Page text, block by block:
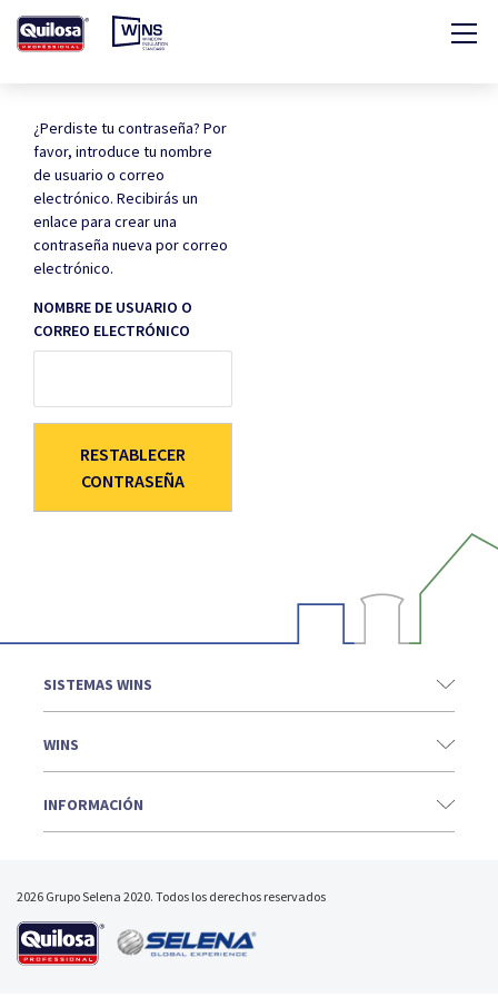
¿Perdiste tu contraseña? Por
favor, introduce tu nombre
de usuario o correo
electrónico. Recibirás un
enlace para crear una
contraseña nueva por correo
electrónico.
NOMBRE DE USUARIO O
CORREO ELECTRÓNICO
RESTABLECER
CONTRASEÑA
SISTEMAS WINS
WINS
INFORMACIÓN
2026 Grupo Selena 2020. Todos los derechos reservados